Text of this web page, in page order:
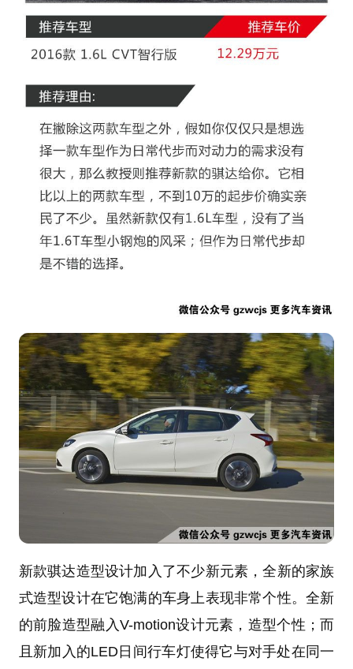
新款骐达造型设计加入了不少新元素，全新的家族
式造型设计在它饱满的车身上表现非常个性。全新
的前脸造型融入V-motion设计元素，造型个性；而
且新加入的LED日间行车灯使得它与对手处在同一